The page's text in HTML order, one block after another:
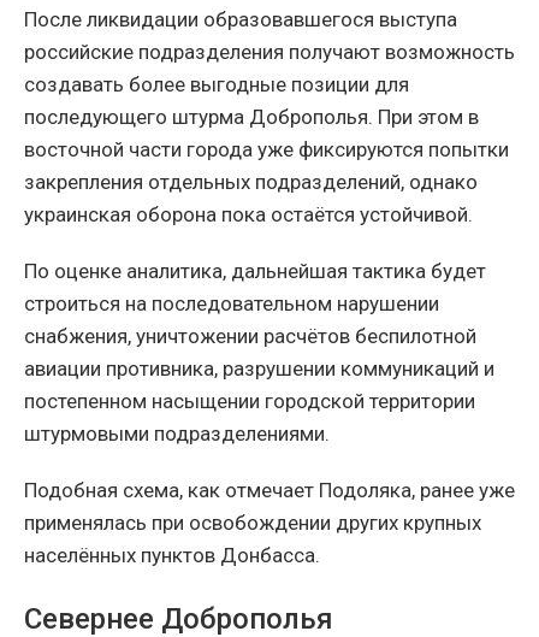
После ликвидации образовавшегося выступа
российские подразделения получают возможность
создавать более выгодные позиции для
последующего штурма Доброполья. При этом в
восточной части города уже фиксируются попытки
закрепления отдельных подразделений, однако
украинская оборона пока остаётся устойчивой.
По оценке аналитика, дальнейшая тактика будет
строиться на последовательном нарушении
снабжения, уничтожении расчётов беспилотной
авиации противника, разрушении коммуникаций и
постепенном насыщении городской территории
штурмовыми подразделениями.
Подобная схема, как отмечает Подоляка, ранее уже
применялась при освобождении других крупных
населённых пунктов Донбасса.
Севернее Доброполья